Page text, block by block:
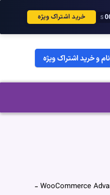
S خرید اشتراک ویژه
و خرید اشتراک ویژه